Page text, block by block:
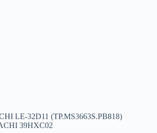
LE-32D11 (TP.MS3663S.PB818)
39HXC02